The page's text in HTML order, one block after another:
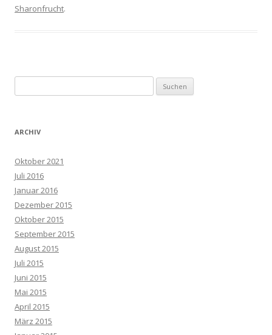
Sharonfrucht.
nach:
ARCHIV
Oktober 2021
Juli 2016
Januar 2016
Dezember 2015
Oktober 2015
September 2015
August 2015
Juli 2015
Juni 2015
Mai 2015
April 2015
März 2015